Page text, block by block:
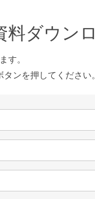
料ダウン
す。
ンを押してください。